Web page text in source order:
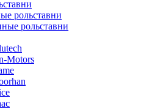
рольставни
рольставни
Motors